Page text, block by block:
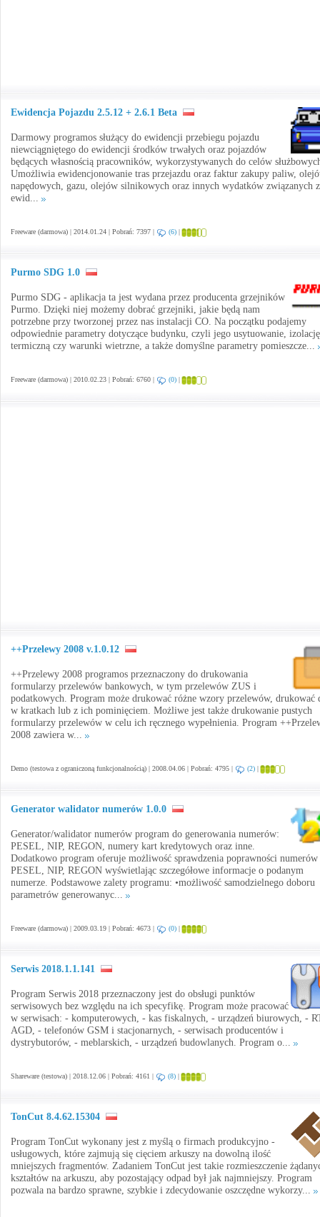
Ewidencja Pojazdu 2.5.12 + 2.6.1 Beta
Darmowy programos służący do ewidencji przebiegu pojazdu
niewciągniętego do ewidencji środków trwałych oraz pojazdów
będących własnością pracowników, wykorzystywanych do celów
Umożliwia ewidencjonowanie tras przejazdu oraz faktur zakupy paliw,
napędowych, gazu, olejów silnikowych oraz innych wydatków związanych z
ewid...
Freeware (darmowa) | 2014.01.24 | Pobrań: 7397 | (6) |
Purmo SDG 1.0
Purmo SDG - aplikacja ta jest wydana przez producenta grzejników
Purmo. Dzięki niej możemy dobrać grzejniki, jakie będą nam
potrzebne przy tworzonej przez nas instalacji CO. Na początku podajemy
odpowiednie parametry dotyczące budynku, czyli jego usytuowanie, izolację
termiczną czy warunki wietrzne, a także domyślne parametry pomieszcze...
Freeware (darmowa) | 2010.02.23 | Pobrań: 6760 | (0) |
++Przelewy 2008 v.1.0.12
++Przelewy 2008 programos przeznaczony do drukowania
formularzy przelewów bankowych, w tym przelewów ZUS i
podatkowych. Program może drukować różne wzory przelewów, drukować
w kratkach lub z ich pominięciem. Możliwe jest także drukowanie pustych
formularzy przelewów w celu ich ręcznego wypełnienia. Program
2008 zawiera w...
Demo (testowa z ograniczoną funkcjonalnością) | 2008.04.06 | Pobrań: 4795 | (2) |
Generator walidator numerów 1.0.0
Generator/walidator numerów program do generowania numerów:
PESEL, NIP, REGON, numery kart kredytowych oraz inne.
Dodatkowo program oferuje możliwość sprawdzenia poprawności numerów
PESEL, NIP, REGON wyświetlając szczegółowe informacje o podanym
numerze. Podstawowe zalety programu: •możliwość samodzielnego doboru
parametrów generowanyc...
Freeware (darmowa) | 2009.03.19 | Pobrań: 4673 | (0) |
Serwis 2018.1.1.141
Program Serwis 2018 przeznaczony jest do obsługi punktów
serwisowych bez względu na ich specyfikę. Program może pracować
w serwisach: - komputerowych, - kas fiskalnych, - urządzeń biurowych, -
AGD, - telefonów GSM i stacjonarnych, - serwisach producentów i
dystrybutorów, - meblarskich, - urządzeń budowlanych. Program o...
Shareware (testowa) | 2018.12.06 | Pobrań: 4161 | (8) |
TonCut 8.4.62.15304
Program TonCut wykonany jest z myślą o firmach produkcyjno -
usługowych, które zajmują się cięciem arkuszy na dowolną ilość
mniejszych fragmentów. Zadaniem TonCut jest takie rozmieszczenie
kształtów na arkuszu, aby pozostający odpad był jak najmniejszy. Program
pozwala na bardzo sprawne, szybkie i zdecydowanie oszczędne wykorzy...